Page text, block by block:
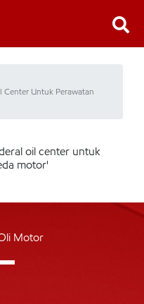
Center Untuk Perawatan
oil center untuk
motor'
Motor